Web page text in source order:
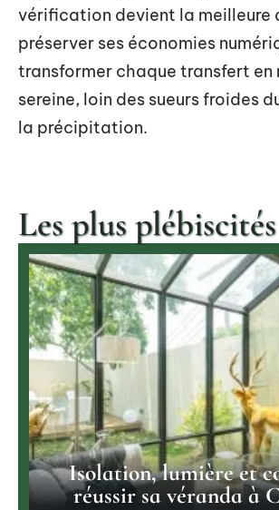
vérification devient la meilleure
préserver ses économies
transformer chaque transfert en
sereine, loin des sueurs froides
la précipitation.
Les plus plébiscités
Isolation, lumière et
réussir sa véranda à